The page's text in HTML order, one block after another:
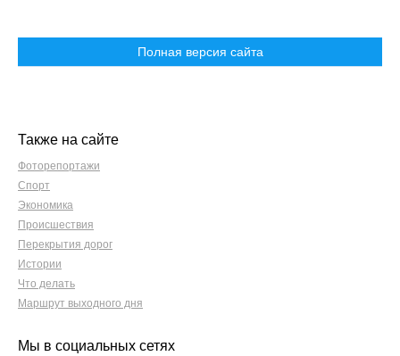
Полная версия сайта
Также на сайте
Фоторепортажи
Спорт
Экономика
Происшествия
Перекрытия дорог
Истории
Что делать
Маршрут выходного дня
Мы в социальных сетях